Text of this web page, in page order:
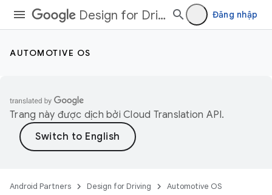
Design for Driving Đăng nhập
AUTOMOTIVE OS
Trang này được dịch bởi Cloud Translation API.
Android Partners Design for Driving
Automotive OS